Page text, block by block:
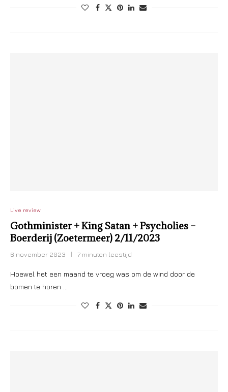
Live review
Gothminister + King Satan + Psycholies –
Boerderij (Zoetermeer) 2/11/2023
6 november 2023 7 minuten leestijd
Hoewel het een maand te vroeg was om de wind door de
bomen te horen …